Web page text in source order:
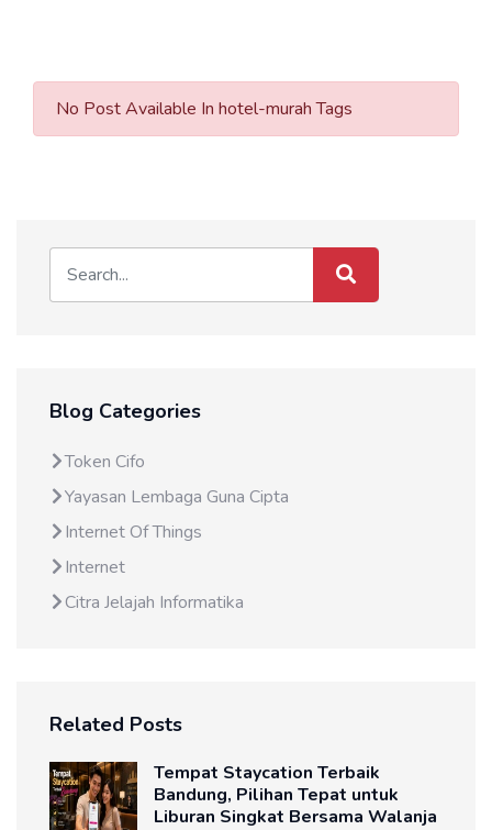
No Post Available In hotel-murah Tags
Blog Categories
Token Cifo
Yayasan Lembaga Guna Cipta
Internet Of Things
Internet
Citra Jelajah Informatika
Related Posts
Tempat Staycation Terbaik
Bandung, Pilihan Tepat untuk
Liburan Singkat Bersama Walanja